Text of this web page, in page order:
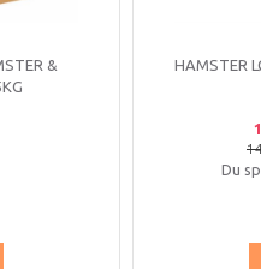
&
HAMSTER
Du